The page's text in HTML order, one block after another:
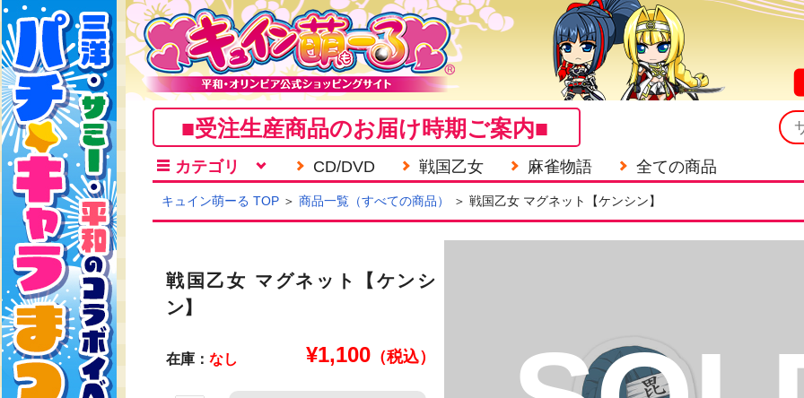
■受注生産商品のお届け時期ご案内■
カテゴリ CD/DVD 戦国乙女 麻雀物語 全ての商品
キュイン萌ーる TOP ＞ 商品一覧（すべての商品） ＞ 戦国乙女 マグネット【ケンシン】
戦国乙女 マグネット【ケンシ
ン】
在庫： なし ¥1,100 （税込）